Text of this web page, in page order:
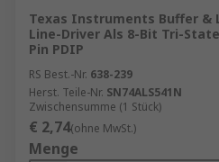
Texas Instruments Buffer &
Line-Driver Als 8-Bit Tri-
Pin PDIP
RS Best.-Nr. 638-239
Herst. Teile-Nr. SN74ALS541N
Zwischensumme (1 Stück)
€ 2,74(ohne MwSt.)
Menge